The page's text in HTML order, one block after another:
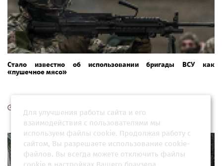
Стало известно об использовании бригады ВСУ как
«пушечное мясо»
Для улучшения работы сайта и его
взаимодействия с пользователями мы
используем файлы cookie. Продолжая работу с
сайтом, Вы разрешаете использование cookie-
файлов. Вы всегда можете отключить файлы